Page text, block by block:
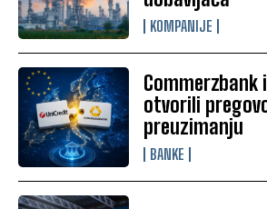
KOMPANIJE
Commerzbank
otvorili
preuzimanju
BANKE